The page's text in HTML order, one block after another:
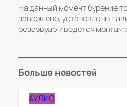
На данный момент бурение
завершено, установлены
резервуар и ведется монтаж
Больше новостей
АУДИО